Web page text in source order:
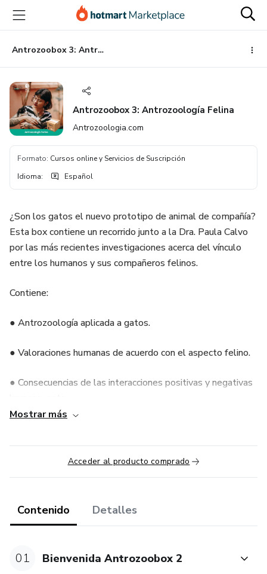
principal
página
de
página
Antrozoobox 3: Antrozoología Felina
Antrozoobox 3: Antrozoología Felina
Antrozoologia.com
Formato: Cursos online y Servicios de Suscripción
Idioma: Español
¿Son los gatos el nuevo prototipo de animal de compañía?
Esta box contiene un recorrido junto a la Dra. Paula Calvo
por las más recientes investigaciones acerca del vínculo
entre los humanos y sus compañeros felinos.
Contiene:
● Antrozoología aplicada a gatos.
● Valoraciones humanas de acuerdo con el aspecto felino.
● Consecuencias de las interacciones positivas y negativas
humano.
● Impacto de la personalidad y “gatonalidad“ en el vínculo
Mostrar más
Acceder al producto comprado
Contenido Detalles
01 Bienvenida Antrozoobox 2